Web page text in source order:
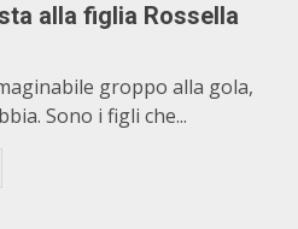
alla figlia Rossella
groppo alla gola,
Sono i figli che...